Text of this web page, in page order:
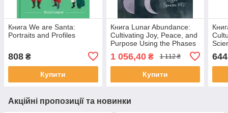
Книга We are Santa:
Portraits and Profiles
808 ₴
Купити
Книга Lunar Abundance:
Cultivating Joy, Peace, and
Purpose Using the Phases
1 056,40₴ 1 112 ₴
Купити
644
Акційні пропозиції та новинки